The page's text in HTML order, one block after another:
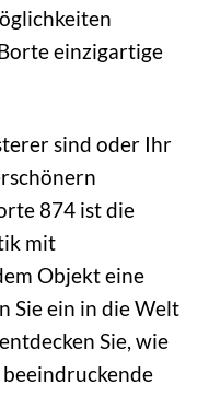
einzigartige
sind oder Ihr
874 ist die
mit
Objekt eine
Sie ein in die Welt
Sie, wie